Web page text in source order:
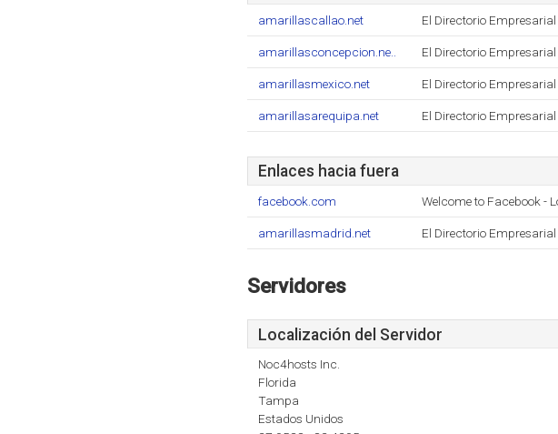
amarillascallao.net El Directorio
amarillasconcepcion.ne.. El Directorio
amarillasmexico.net El Directorio
amarillasarequipa.net El Directorio
Enlaces hacia fuera
facebook.com Welcome to Facebook -
amarillasmadrid.net El Directorio
Servidores
Localización del Servidor
Noc4hosts Inc.
Florida
Tampa
Estados Unidos